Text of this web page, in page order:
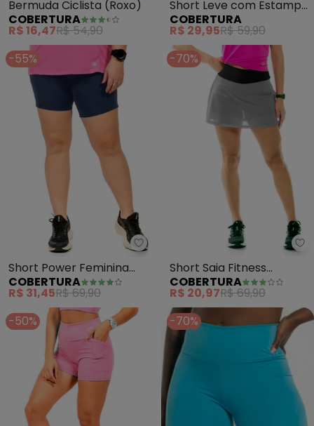
Bermuda Ciclista (Roxo)
COBERTURA
R$ 16,47R$ 54,90
Short Leve com Estampa
Feminina (Azul)
COBERTURA
R$ 29,95R$ 59,90
-55%
Cobertura - Short Power
Short Power Feminina
(Cinza)
COBERTURA
R$ 31,45R$ 69,90
-70%
Short Saia Fitness
Feminino (Cinza)
COBERTURA
R$ 20,97R$ 69,90
-50%
-70%